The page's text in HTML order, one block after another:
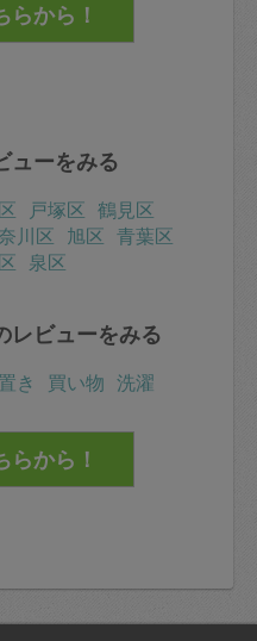
ューをみる
戸塚区 鶴見区
川区 旭区 青葉区
泉区
レビューをみる
き 買い物 洗濯